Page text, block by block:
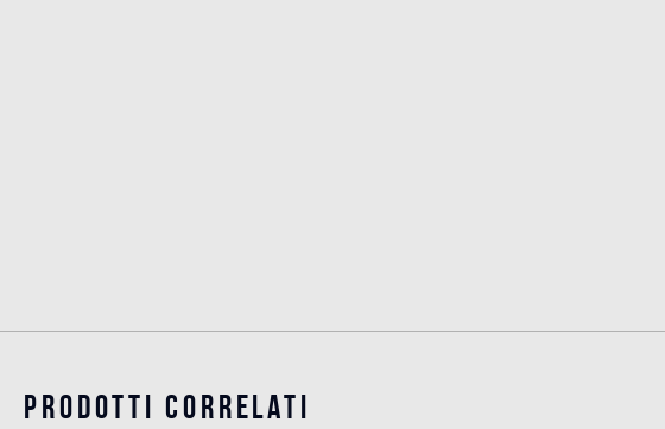
Prodotti Correlati